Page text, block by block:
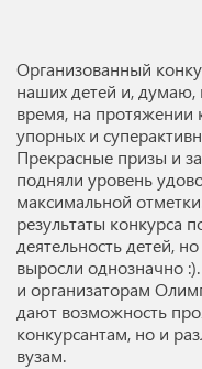
Организованный
наших детей и, думаю,
время, на протяжении
упорных и
Прекрасные призы и
подняли уровень
максимальной
результаты конкурса
деятельность детей,
выросли однозначно
и организаторам
дают возможность
конкурсантам, но и
вузам.